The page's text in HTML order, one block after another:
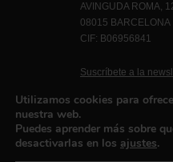
AVINGUDA ROMA,
08015 BARCELONA
CIF: B06956841
Suscríbete a la
Política de privacidad
Utilizamos cookies para
nuestra web.
Puedes aprender más sobre
desactivarlas en los ajustes.